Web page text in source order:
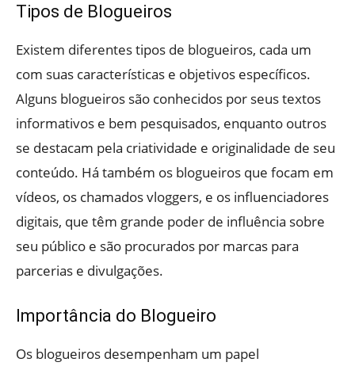
Tipos de Blogueiros
Existem diferentes tipos de blogueiros, cada um
com suas características e objetivos específicos.
Alguns blogueiros são conhecidos por seus textos
informativos e bem pesquisados, enquanto outros
se destacam pela criatividade e originalidade de seu
conteúdo. Há também os blogueiros que focam em
vídeos, os chamados vloggers, e os influenciadores
digitais, que têm grande poder de influência sobre
seu público e são procurados por marcas para
parcerias e divulgações.
Importância do Blogueiro
Os blogueiros desempenham um papel